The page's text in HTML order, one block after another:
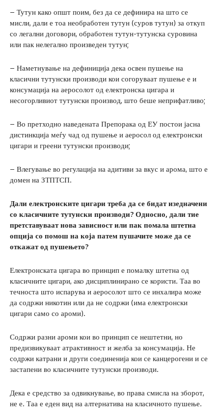
– Тутун како општ поим, без да се дефинира на што се
мисли, дали е тоа необработен тутун (суров тутун) за откуп
со легални договори, обработен тутун-тутунска суровина
или пак нелегално произведен тутун;
– Наметнување на дефиниција дека освен пушење на
класични тутунски производи кои согоруваат пушење е и
консумација на аеросолот од електронска цигара и
несогорливиот тутунски производ, што беше неприфатливо;
– Во претходно наведената Препорака од ЕУ постои јасна
дистинкција меѓу чад од пушење и аеросол од електронски
цигари и греени тутунски производи;
– Влегување во регулација на адитиви за вкус и арома, што е
домен на ЗТПТСП.
Дали електронските цигари треба да се бидат изедначени
со класичните тутунски производи? Односно, дали тие
претставуваат нова зависност или пак помала штетна
опција со помош на која патем пушачите може да се
откажат од пушењето?
Електронската цигара во принцип е помалку штетна од
класичните цигари, ако дисциплинирано се користи. Таа во
течноста што испарува и аеросолот што се инхалира може
да содржи никотин или да не содржи (има електронски
цигари само со ароми).
Содржи разни ароми кои во принцип се нештетни, но
предизвикуваат атрактивност и желба за консумација. Не
содржи катрани и други соединенија кои се канцерогени и се
застапени во класичните тутунски производи.
Дека е средство за одвикнување, во права смисла на зборот,
не е. Таа е еден вид на алтернатива на класичното пушење.